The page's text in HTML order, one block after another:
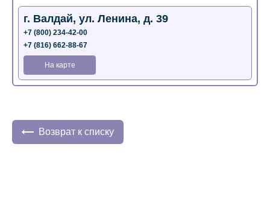
г. Валдай, ул. Ленина, д. 39
+7 (800) 234-42-00
+7 (816) 662-88-67
На карте
Возврат к списку